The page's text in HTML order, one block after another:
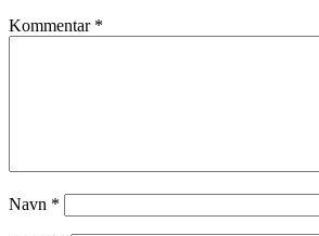
Kommentar *
Navn *